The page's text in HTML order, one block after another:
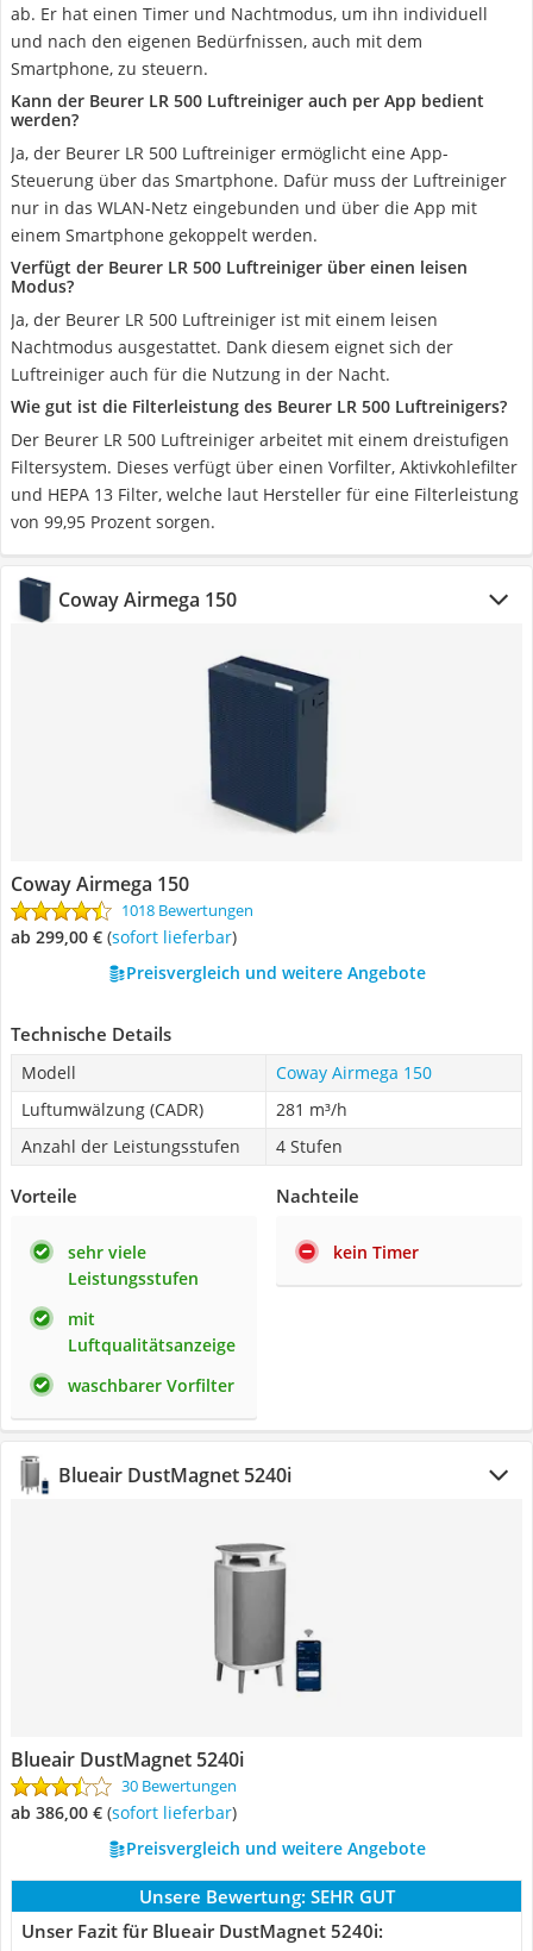
ab. Er hat einen Timer und Nachtmodus, um ihn individuell
und nach den eigenen Bedürfnissen, auch mit dem
Smartphone, zu steuern.
Kann der Beurer LR 500 Luftreiniger auch per App bedient
werden?
Ja, der Beurer LR 500 Luftreiniger ermöglicht eine App-
Steuerung über das Smartphone. Dafür muss der Luftreiniger
nur in das WLAN-Netz eingebunden und über die App mit
einem Smartphone gekoppelt werden.
Verfügt der Beurer LR 500 Luftreiniger über einen leisen
Modus?
Ja, der Beurer LR 500 Luftreiniger ist mit einem leisen
Nachtmodus ausgestattet. Dank diesem eignet sich der
Luftreiniger auch für die Nutzung in der Nacht.
Wie gut ist die Filterleistung des Beurer LR 500 Luftreinigers?
Der Beurer LR 500 Luftreiniger arbeitet mit einem dreistufigen
Filtersystem. Dieses verfügt über einen Vorfilter, Aktivkohlefilter
und HEPA 13 Filter, welche laut Hersteller für eine Filterleistung
von 99,95 Prozent sorgen.
Coway Airmega 150
Coway Airmega 150
1018 Bewertungen
ab 299,00 € ( Sofort lieferbar)
Preisvergleich und weitere Angebote
Technische Details
Modell
Coway Airmega 150
Luftumwälzung (CADR)
281 m³/h
Anzahl der Leistungsstufen
4 Stufen
Vorteile
sehr viele
Leistungsstufen
mit
Luftqualitätsanzeige
waschbarer Vorfilter
Nachteile
kein Timer
Blueair DustMagnet 5240i
Blueair DustMagnet 5240i
30 Bewertungen
ab 386,00 € ( Sofort lieferbar)
Preisvergleich und weitere Angebote
Unsere Bewertung: SEHR GUT
Unser Fazit für Blueair DustMagnet 5240i: